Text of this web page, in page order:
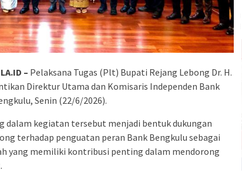
– Pelaksana Tugas (Plt) Bupati Rejang Lebong Dr. H.
Direktur Utama dan Komisaris Independen Bank
Senin (22/6/2026).
dalam kegiatan tersebut menjadi bentuk dukungan
terhadap penguatan peran Bank Bengkulu sebagai
yang memiliki kontribusi penting dalam mendorong